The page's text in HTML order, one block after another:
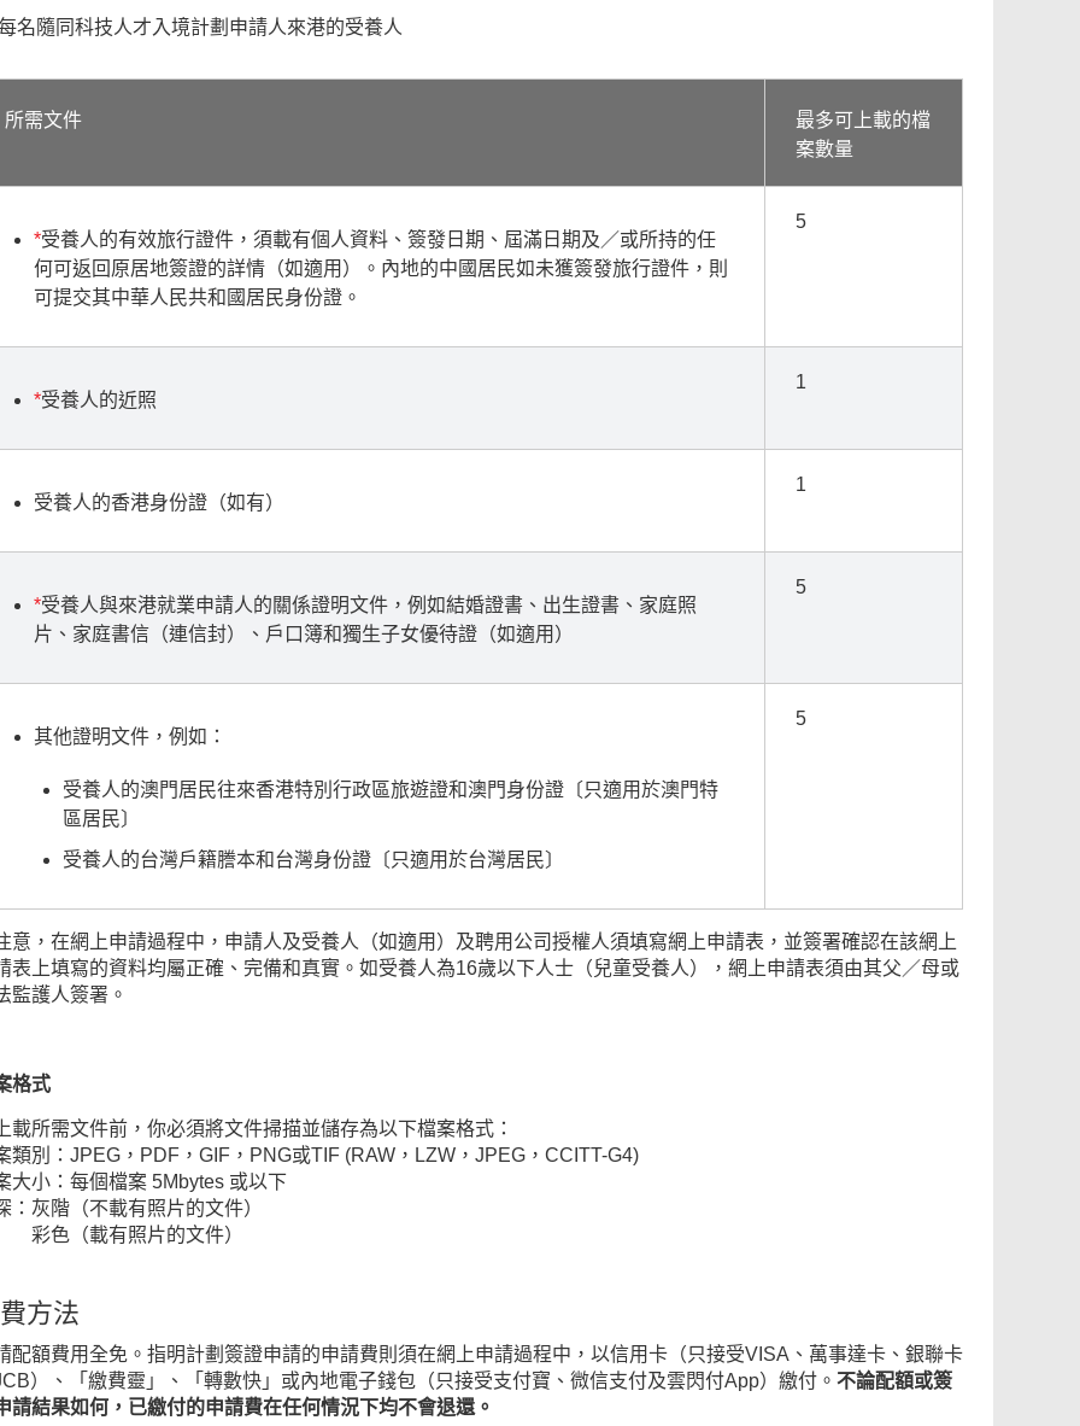
名隨同科技人才入境計劃申請人來港的受養人
所需文件
最多可上載的檔
案數量
*受養人的有效旅行證件，須載有個人資料、簽發日期、屆滿日期及／或所持的任
何可返回原居地簽證的詳情（如適用）。內地的中國居民如未獲簽發旅行證件，則
可提交其中華人民共和國居民身份證。
5
*受養人的近照
1
受養人的香港身份證（如有）
1
*受養人與來港就業申請人的關係證明文件，例如結婚證書、出生證書、家庭照
片、家庭書信（連信封）、戶口簿和獨生子女優待證（如適用）
5
其他證明文件，例如：
受養人的澳門居民往來香港特別行政區旅遊證和澳門身份證〔只適用於澳門特
區居民〕
受養人的台灣戶籍謄本和台灣身份證〔只適用於台灣居民〕
5
意，在網上申請過程中，申請人及受養人（如適用）及聘用公司授權人須填寫網上申請表，並簽署確認在該網上
表上填寫的資料均屬正確、完備和真實。如受養人為16歲以下人士（兒童受養人），網上申請表須由其父／母或
監護人簽署。
格式
載所需文件前，你必須將文件掃描並儲存為以下檔案格式：
類別：JPEG，PDF，GIF，PNG或TIF (RAW，LZW，JPEG，CCITT-G4)
大小：每個檔案 5Mbytes 或以下
：灰階（不載有照片的文件）
（載有照片的文件）
方法
配額費用全免。指明計劃簽證申請的申請費則須在網上申請過程中，以信用卡（只接受VISA、萬事達卡、銀聯卡
）、「繳費靈」、「轉數快」或內地電子錢包（只接受支付寶、微信支付及雲閃付App）繳付。 不論配額或簽
請結果如何，已繳付的申請費在任何情況下均不會退還。